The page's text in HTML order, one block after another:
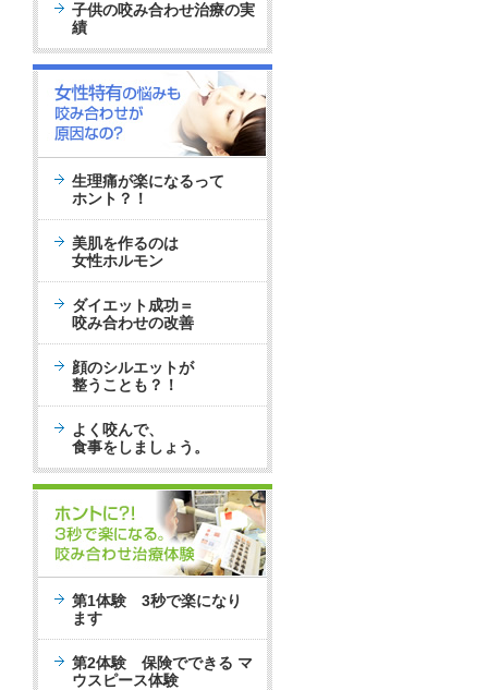
子供の咬み合わせ治療の実
績
生理痛が楽になるって
ホント？！
美肌を作るのは
女性ホルモン
ダイエット成功＝
咬み合わせの改善
顔のシルエットが
整うことも？！
よく咬んで、
食事をしましょう。
第1体験 3秒で楽になり
ます
第2体験 保険でできる マ
ウスピース体験